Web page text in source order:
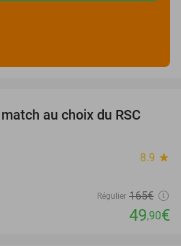
70%
au choix du RSC
8.9 star
Régulier 165€
49,90€